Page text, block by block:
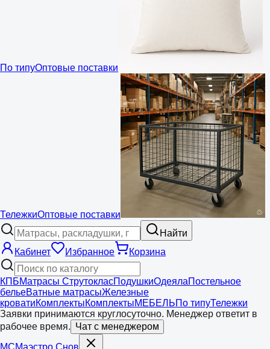
По типуОптовые поставки
ТележкиОптовые поставки
Найти
Кабинет
Избранное Корзина
КПБМатрасы СтрутокласПодушкиОдеялаПостельное
бельеВатные матрасыЖелезные
кроватиКомплектыКомплектыМЕБЕЛЬПо типуТележки
Заявки принимаются круглосуточно. Менеджер ответит в
рабочее время. Чат с менеджером
МСМаэстро Снов